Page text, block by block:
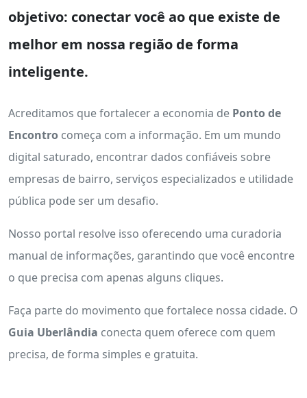
objetivo: conectar você ao que existe de
melhor em nossa região de forma
inteligente.
Acreditamos que fortalecer a economia de Ponto de
Encontro começa com a informação. Em um mundo
digital saturado, encontrar dados confiáveis sobre
empresas de bairro, serviços especializados e utilidade
pública pode ser um desafio.
Nosso portal resolve isso oferecendo uma curadoria
manual de informações, garantindo que você encontre
o que precisa com apenas alguns cliques.
Faça parte do movimento que fortalece nossa cidade. O
Guia Uberlândia conecta quem oferece com quem
precisa, de forma simples e gratuita.